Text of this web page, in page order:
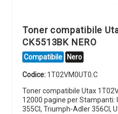
Toner compatibile
CK5513BK NERO
Compatibile Nero
Codice: 1T02VM0UT0.C
Toner compatibile Utax
12000 pagine per Stampanti:
355CI, Triumph-Adler 356CI,